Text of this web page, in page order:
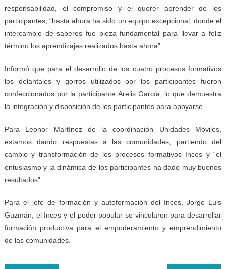
responsabilidad, el compromiso y el querer aprender de los
participantes, “hasta ahora ha sido un equipo excepcional, donde el
intercambio de saberes fue pieza fundamental para llevar a feliz
término los aprendizajes realizados hasta ahora”.
Informó que para el desarrollo de los cuatro procesos formativos
los delantales y gorros utilizados por los participantes fueron
confeccionados por la participante Arelis García, lo que demuestra
la integración y disposición de los participantes para apoyarse.
Para Leonor Martínez de la coordinación Unidades Móviles,
estamos dando respuestas a las comunidades, partiendo del
cambio y transformación de los procesos formativos Inces y “el
entusiasmo y la dinámica de los participantes ha dado muy buenos
resultados”.
Para el jefe de formación y autoformación del Inces, Jorge Luis
Guzmán, el Inces y el poder popular se vincularon para desarrollar
formación productiva para el empoderamiento y emprendimiento
de las comunidades.